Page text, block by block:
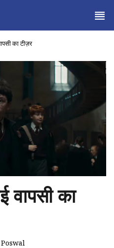
का टीज़र
वापसी का